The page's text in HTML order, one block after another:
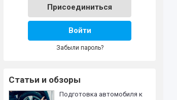
Присоединиться
Войти
Забыли пароль?
Статьи и обзоры
Подготовка автомобиля к